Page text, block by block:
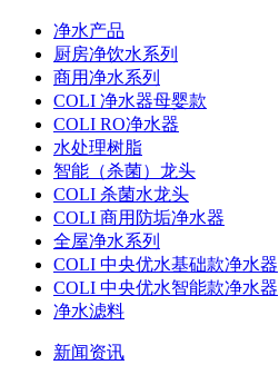
净水产品
厨房净饮水系列
商用净水系列
COLI 净水器母婴款
COLI RO净水器
水处理树脂
智能（杀菌）龙头
COLI 杀菌水龙头
COLI 商用防垢净水器
全屋净水系列
COLI 中央优水基础款净水器
COLI 中央优水智能款净水器
净水滤料
新闻资讯